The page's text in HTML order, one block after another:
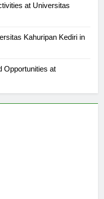
at Universitas
Kahuripan Kediri in
Opportunities at